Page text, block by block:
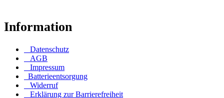
Information
Datenschutz
AGB
Impressum
Batterieentsorgung
Widerruf
Erklärung zur Barrierefreiheit